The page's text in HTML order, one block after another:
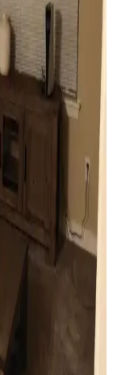
mevcut pencere
önemlidir.
estetik ve
Çubuğu
perde ve perde
atmosferini
sıcaklık ve uyum
ve mobilya
kişisel ve